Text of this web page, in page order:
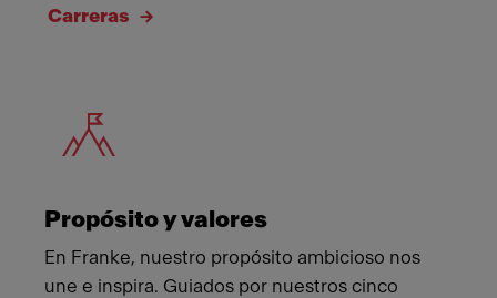
Carreras
Propósito y valores
En Franke, nuestro propósito ambicioso nos
une e inspira. Guiados por nuestros cinco